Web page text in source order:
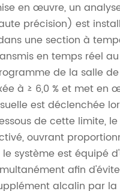
en œuvre, un
précision) est
une section à
en temps réel
de la salle
à ≥ 6,0 % et met en
est déclenchée
de cette limite,
ouvrant
le système est équipé
afin
alcalin par